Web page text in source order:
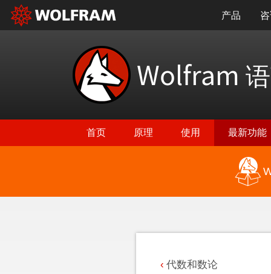
产品
Wolfram
首页 原理 使用 最新功能
代数和数论